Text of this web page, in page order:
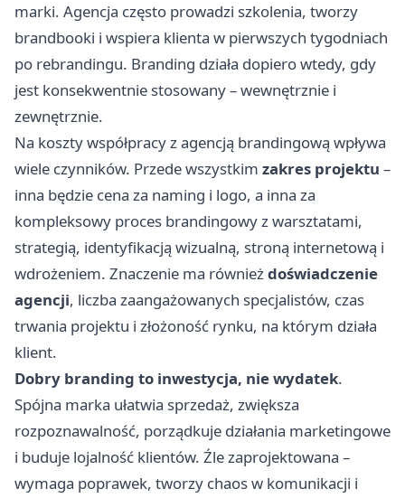
marki. Agencja często prowadzi szkolenia, tworzy
brandbooki i wspiera klienta w pierwszych tygodniach
po rebrandingu. Branding działa dopiero wtedy, gdy
jest konsekwentnie stosowany – wewnętrznie i
zewnętrznie.
Na koszty współpracy z agencją brandingową wpływa
wiele czynników. Przede wszystkim zakres projektu –
inna będzie cena za naming i logo, a inna za
kompleksowy proces brandingowy z warsztatami,
strategią, identyfikacją wizualną, stroną internetową i
wdrożeniem. Znaczenie ma równieżdoświadczenie
agencji, liczba zaangażowanych specjalistów, czas
trwania projektu i złożoność rynku, na którym działa
klient.
Dobry branding to inwestycja, nie wydatek.
Spójna marka ułatwia sprzedaż, zwiększa
rozpoznawalność, porządkuje działania marketingowe
i buduje lojalność klientów. Źle zaprojektowana –
wymaga poprawek, tworzy chaos w komunikacji i